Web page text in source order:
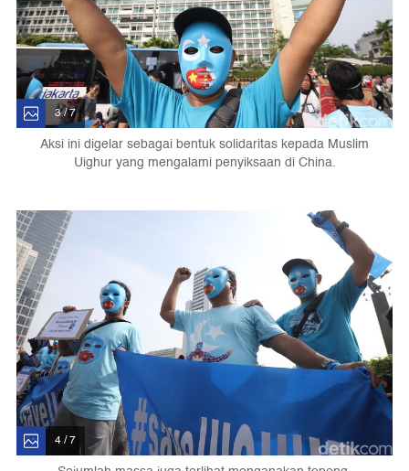
3 / 7
Aksi ini digelar sebagai bentuk solidaritas kepada Muslim
Uighur yang mengalami penyiksaan di China.
4 / 7